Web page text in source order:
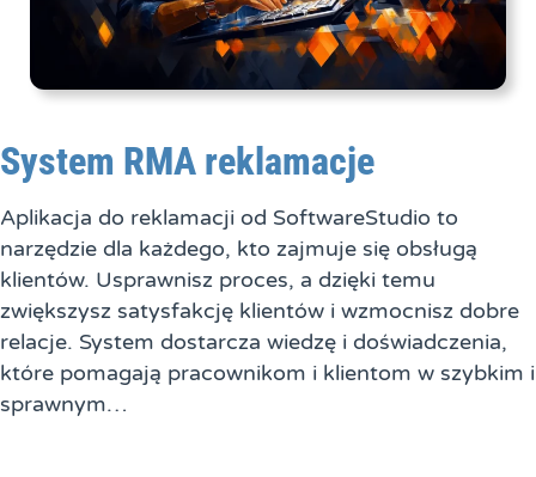
System RMA reklamacje
Aplikacja do reklamacji od SoftwareStudio to
narzędzie dla każdego, kto zajmuje się obsługą
klientów. Usprawnisz proces, a dzięki temu
zwiększysz satysfakcję klientów i wzmocnisz dobre
relacje. System dostarcza wiedzę i doświadczenia,
które pomagają pracownikom i klientom w szybkim i
sprawnym…